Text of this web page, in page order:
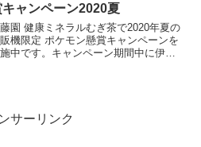
キャンペーン2020夏
園 健康ミネラルむぎ茶で2020年夏の
機限定 ポケモン懸賞キャンペーンを
中です。キャンペーン期間中に伊藤
サーリンク